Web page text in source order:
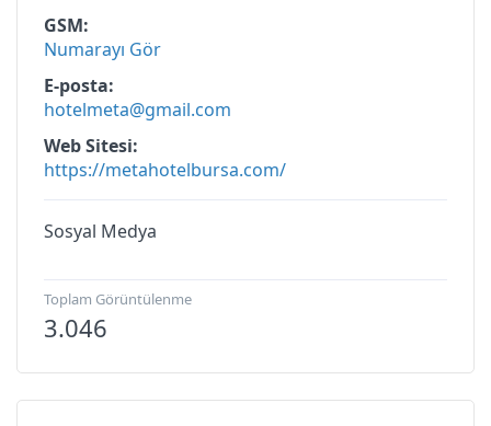
GSM
Numarayı Gör
E-posta
hotelmeta@gmail.com
Web Sitesi
https://metahotelbursa.com/
Sosyal Medya
Toplam Görüntülenme
3.046